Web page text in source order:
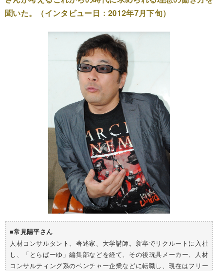
聞いた。（インタビュー日：2012年7月下旬）
■常見陽平さん
人材コンサルタント、著述家、大学講師。新卒でリクルートに入社
し、「とらばーゆ」編集部などを経て、その後玩具メーカー、人材
コンサルティング系のベンチャー企業などに転職し、現在はフリー